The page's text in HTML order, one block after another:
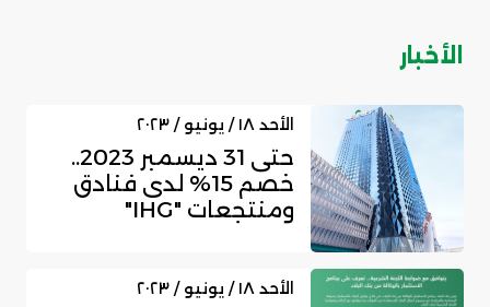
الأخبار
الأحد ١٨ / يونيو / ٢٠٢٣
حتى 31 ديسمبر 2023..
خصم 15% لدى فنادق
ومنتجعات "IHG"
الأحد ١٨ / يونيو / ٢٠٢٣